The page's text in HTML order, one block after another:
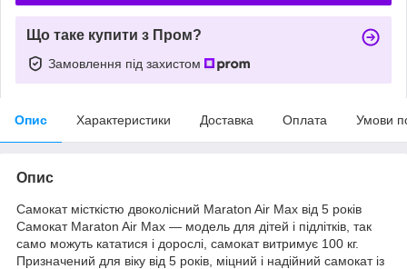
Що таке купити з Пром?
Замовлення під захистом
Опис Характеристики Доставка Оплата Умови
Опис
Самокат місткістю двоколісний Maraton Air Max від 5 років
Самокат Maraton Air Max — модель для дітей і підлітків, так
само можуть кататися і дорослі, самокат витримує 100 кг.
Призначений для віку від 5 років, міцний і надійний самокат із